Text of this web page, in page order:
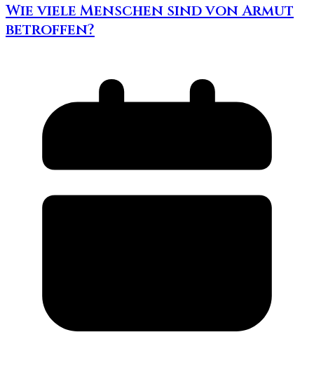
Wie viele Menschen sind von Armut
betroffen?